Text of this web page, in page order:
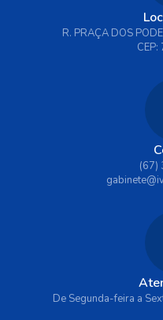
R. PRAÇA DOS
(67)
De Segunda-feira a